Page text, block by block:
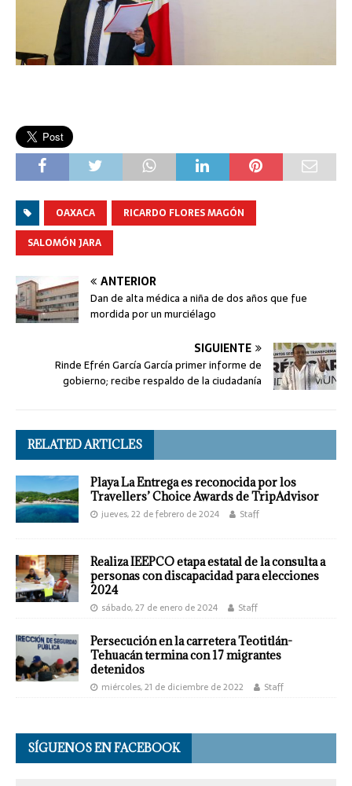
OAXACA
RICARDO FLORES MAGÓN
SALOMÓN JARA
ANTERIOR
Dan de alta médica a niña de dos años que fue
mordida por un murciélago
SIGUIENTE
Rinde Efrén García García primer informe de
gobierno; recibe respaldo de la ciudadanía
RELATED ARTICLES
Playa La Entrega es reconocida por los
Travellers’ Choice Awards de TripAdvisor
jueves, 22 de febrero de 2024 Staff
Realiza IEEPCO etapa estatal de la consulta a
personas con discapacidad para elecciones
2024
sábado, 27 de enero de 2024 Staff
Persecución en la carretera Teotitlán-
Tehuacán termina con 17 migrantes
detenidos
miércoles, 21 de diciembre de 2022 Staff
SÍGUENOS EN FACEBOOK